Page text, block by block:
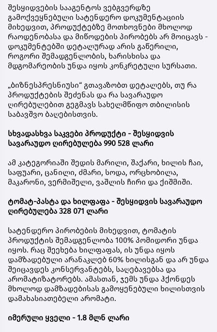
შესყიდვების სააგენტოს ვებგვერდზე
გამოქვეყნებული სატენდერო დოკუმენტაციის
მიხედვით, პროდუქტებზე მოთხოვნები მხოლოდ
რაოდენობასა და მიწოდების პირობებს არ მოიცავს -
დოკუმენტებში დეტალურად არის გაწერილი,
როგორი შემადგენლობის, ხარისხისა და
მდგომარეობის უნდა იყოს კონკრეტული სურსათი.
„ბიზნესპრესნიუსი“ გთავაზობთ დეტალებს, თუ რა
პროდუქტების შეძენას და რა სავარაუდო
ღირებულებით გეგმავს სახელმწიფო თბილისის
საბავშვო ბაღებისთვის.
სხვადასხვა საკვები პროდუქტი - შესყიდვის
სავარაუდო ღირებულება 990 528 ლარი
ამ კატეგორიაში შედის მარილი, შაქარი, ხილის ჩაი,
საფუარი, ცანილი, ძმარი, სოდა, ორცხობილა,
მაკარონი, ვერმიშელი, ვაშლის ჩირი და ქიშმიში.
ტომატ-პასტა და ხილფაფა - შესყიდვის სავარაუდო
ღირებულება 328 071 ლარი
სატენდერო პირობების მიხედვით, ტომატის
პროდუქტის შემადგენლობა 100% პომიდორი უნდა
იყოს. რაც შეეხება ხილფაფას, ის უნდა იყოს
დამზადებული არანაკლებ 60% ხილისგან და არ უნდა
შეიცავდეს კონსერვანტებს, საღებავებსა და
არომატიზატორებს. ამასთან, ჯემს უნდა ჰქონდეს
მხოლოდ დამზადებისას გამოყენებული ხილისთვის
დამახასიათებელი არომატი.
იმერული ყველი - 1.8 მლნ ლარი